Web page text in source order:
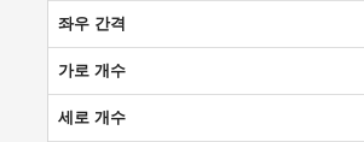
좌우 간격
가로 개수
세로 개수